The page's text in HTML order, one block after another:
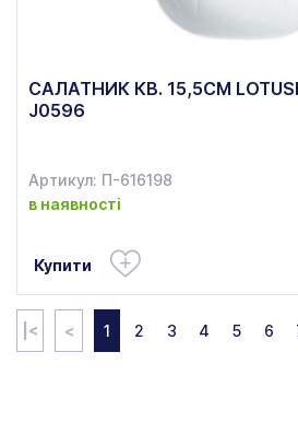
САЛАТНИК КВ. 15,5СМ
J0596
Артикул: П-616198
в наявності
Купити
|< < 1 2 3 4 5 6